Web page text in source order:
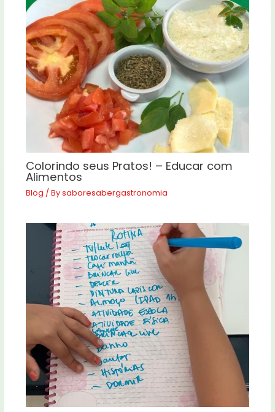
Colorindo seus Pratos! – Educar com
Alimentos
Blog / Bysaboresabergastronomia